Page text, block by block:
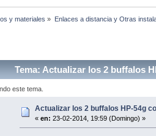
y materiales » Enlaces a distancia y Otras
Tema: Actualizar los 2 buffalos
este tema.
Actualizar los 2 buffalos HP-54g
« en: 23-02-2014, 19:59 (Domingo) »